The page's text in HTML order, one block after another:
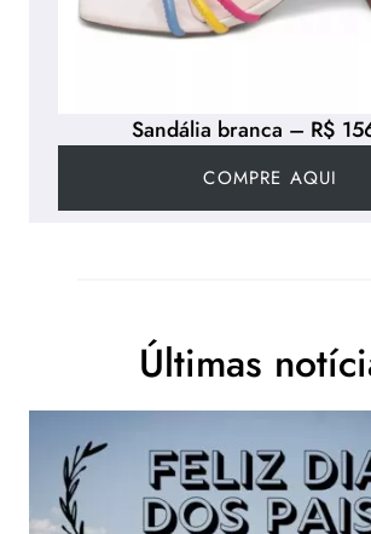
Sandália branca – R$
COMPRE AQUI
Últimas